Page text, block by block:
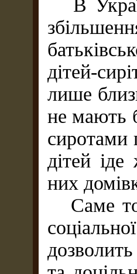
В
дітей-
лише
не мають
сиротами
дітей
них
Саме